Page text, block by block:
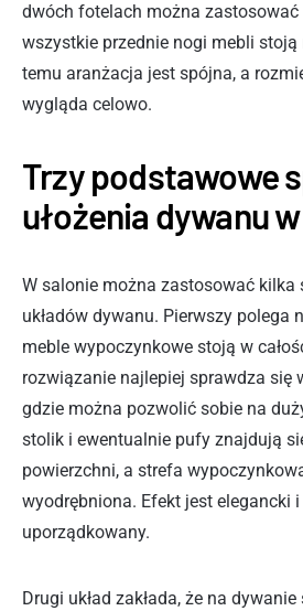
dwóch fotelach można zastosować
wszystkie przednie nogi mebli stoją
temu aranżacja jest spójna, a
wygląda celowo.
Trzy podstawowe
ułożenia dywanu
W salonie można zastosować kilka
układów dywanu. Pierwszy polega
meble wypoczynkowe stoją w
rozwiązanie najlepiej sprawdza się
gdzie można pozwolić sobie na
stolik i ewentualnie pufy znajdują
powierzchni, a strefa
wyodrębniona. Efekt jest elegancki
uporządkowany.
Drugi układ zakłada, że na